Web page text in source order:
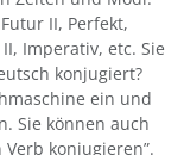
II, Perfekt,
Imperativ, etc. Sie
konjugiert?
ein und
Sie können auch
konjugieren”.